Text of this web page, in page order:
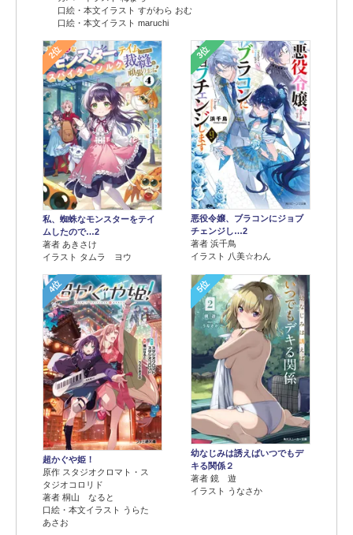
口絵・本文イラスト すがわら おむ
口絵・本文イラスト maruchi
2位
私、蜘蛛なモンスターをテイ
ムしたので…2
著者 あきさけ
イラスト タムラ ヨウ
3位
悪役令嬢、ブラコンにジョブ
チェンジし…2
著者 浜千鳥
イラスト 八美☆わん
4位
超かぐや姫！
原作 スタジオクロマト・ス
タジオコロリド
著者 桐山 なると
口絵・本文イラスト うらた
あさお
5位
幼なじみは誘えばいつでもデ
キる関係２
著者 鏡 遊
イラスト うなさか